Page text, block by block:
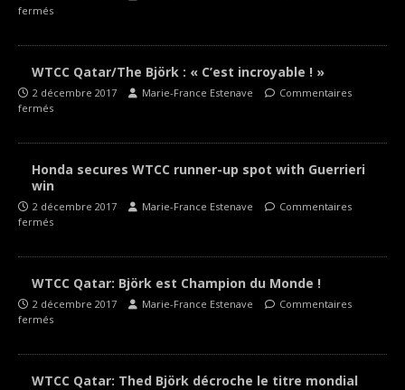
fermés
WTCC Qatar/The Björk : « C’est incroyable ! »
2 décembre 2017 Marie-France Estenave
Commentaires
fermés
Honda secures WTCC runner-up spot with Guerrieri
win
2 décembre 2017 Marie-France Estenave
Commentaires
fermés
WTCC Qatar: Björk est Champion du Monde !
2 décembre 2017 Marie-France Estenave
Commentaires
fermés
WTCC Qatar: Thed Björk décroche le titre mondial